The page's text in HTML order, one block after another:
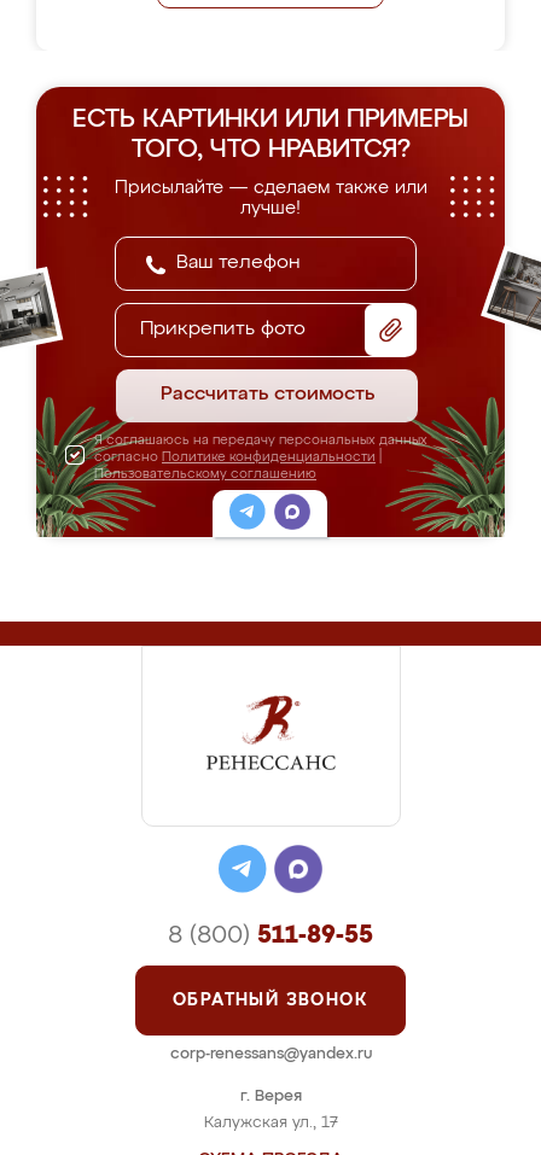
ЕСТЬ КАРТИНКИ ИЛИ ПРИМЕРЫ
ТОГО, ЧТО НРАВИТСЯ?
Присылайте — сделаем также или
лучше!
Прикрепить фото
Рассчитать стоимость
Я соглашаюсь на передачу персональных данных
согласно Политике конфиденциальности
Пользовательскому соглашению
г. Верея
Калужская ул., 17
8 (800) 511-89-55
ОБРАТНЫЙ ЗВОНОК
corp-renessans@yandex.ru